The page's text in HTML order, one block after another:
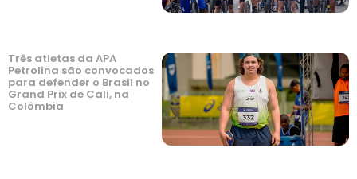
Três atletas da APA
Petrolina são convocados
para defender o Brasil no
Grand Prix de Cali, na
Colômbia